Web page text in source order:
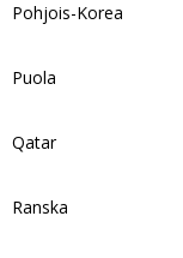
Pohjois-Korea
Puola
Qatar
Ranska